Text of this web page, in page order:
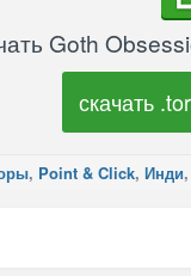
Goth
скачать
, Point & Click, Инди,